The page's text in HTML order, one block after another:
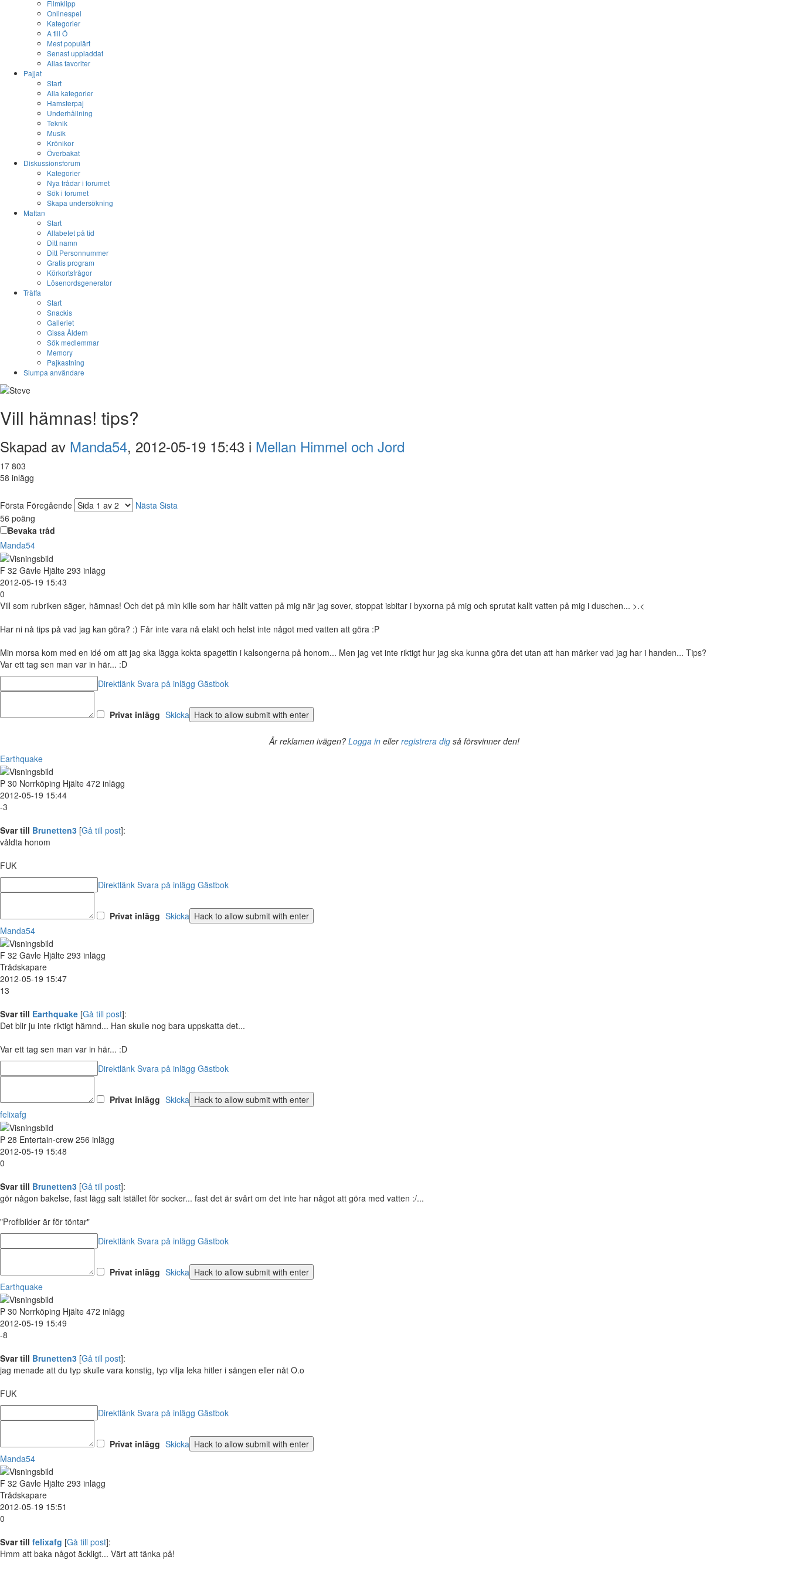
Filmklipp
Onlinespel
Kategorier
A till Ö
Mest populärt
Senast uppladdat
Allas favoriter
Pajjat
Start
Alla kategorier
Hamsterpaj
Underhållning
Teknik
Musik
Krönikor
Överbakat
Diskussionsforum
Kategorier
Nya trådar i forumet
Sök i forumet
Skapa undersökning
Mattan
Start
Alfabetet på tid
Ditt namn
Ditt Personnummer
Gratis program
Körkortsfrågor
Lösenordsgenerator
Träffa
Start
Snackis
Galleriet
Gissa Åldern
Sök medlemmar
Memory
Pajkastning
Slumpa användare
Vill hämnas! tips?
Skapad av Manda54, 2012-05-19 15:43 i Mellan Himmel och Jord
17 803
58 inlägg
Första Föregående Nästa Sista
56 poäng
Bevaka tråd
Manda54
F 32 Gävle Hjälte 293 inlägg
2012-05-19 15:43
0
Vill som rubriken säger, hämnas! Och det på min kille som har hällt vatten på mig när jag sover, stoppat isbitar i byxorna på mig och sprutat kallt vatten på mig i duschen... >.<
Har ni nå tips på vad jag kan göra? :) Får inte vara nå elakt och helst inte något med vatten att göra :P
Min morsa kom med en idé om att jag ska lägga kokta spagettin i kalsongerna på honom... Men jag vet inte riktigt hur jag ska kunna göra det utan att han märker vad jag har i handen... Tips?
Var ett tag sen man var in här... :D
Direktlänk Svara på inlägg Gästbok
Privat inlägg Skicka
Är reklamen ivägen? Logga inellerregistrera digså försvinner den!
Earthquake
P 30 Norrköping Hjälte 472 inlägg
2012-05-19 15:44
-3
Svar till Brunetten3 [Gå till post]:
våldta honom
FUK
Direktlänk Svara på inlägg Gästbok
Privat inlägg Skicka
Manda54
F 32 Gävle Hjälte 293 inlägg
Trådskapare
2012-05-19 15:47
13
Svar till Earthquake [Gå till post]:
Det blir ju inte riktigt hämnd... Han skulle nog bara uppskatta det...
Var ett tag sen man var in här... :D
Direktlänk Svara på inlägg Gästbok
Privat inlägg Skicka
felixafg
P 28 Entertain-crew 256 inlägg
2012-05-19 15:48
0
Svar till Brunetten3 [Gå till post]:
gör någon bakelse, fast lägg salt istället för socker... fast det är svårt om det inte har något att göra med vatten :/...
"Profibilder är för töntar"
Direktlänk Svara på inlägg Gästbok
Privat inlägg Skicka
Earthquake
P 30 Norrköping Hjälte 472 inlägg
2012-05-19 15:49
-8
Svar till Brunetten3 [Gå till post]:
jag menade att du typ skulle vara konstig, typ vilja leka hitler i sängen eller nåt O.o
FUK
Direktlänk Svara på inlägg Gästbok
Privat inlägg Skicka
Manda54
F 32 Gävle Hjälte 293 inlägg
Trådskapare
2012-05-19 15:51
0
Svar till felixafg [Gå till post]:
Hmm att baka något äckligt... Värt att tänka på!